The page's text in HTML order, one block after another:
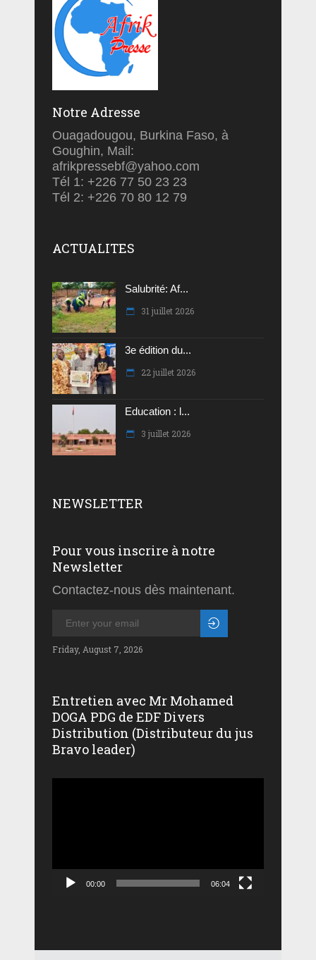
Notre Adresse
Ouagadougou, Burkina Faso, à
Goughin, Mail:
afrikpressebf@yahoo.com
Tél 1: +226 77 50 23 23
Tél 2: +226 70 80 12 79
ACTUALITES
Salubrité: Af...
31 juillet 2026
3e édition du...
22 juillet 2026
Education : l...
3 juillet 2026
NEWSLETTER
Pour vous inscrire à notre
Newsletter
Contactez-nous dès maintenant.
Friday, August 7, 2026
Entretien avec Mr Mohamed
DOGA PDG de EDF Divers
Distribution (Distributeur du jus
Bravo leader)
00:00 06:04